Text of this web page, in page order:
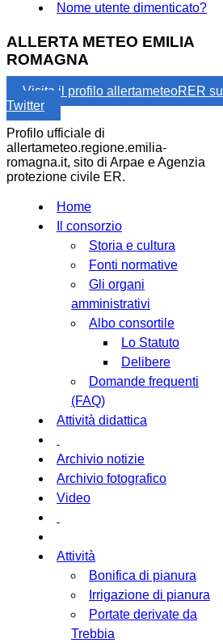
Nome utente dimenticato?
ALLERTA METEO EMILIA
ROMAGNA
Visita il profilo allertameteoRER su
Twitter
Profilo ufficiale di
allertameteo.regione.emilia-
romagna.it, sito di Arpae e Agenzia
protezione civile ER.
Home
Il consorzio
Storia e cultura
Fonti normative
Gli organi
amministrativi
Albo consortile
Lo Statuto
Delibere
Domande frequenti
(FAQ)
Attività didattica
Archivio notizie
Archivio fotografico
Video
Attività
Bonifica di pianura
Irrigazione di pianura
Portate derivate da
Trebbia